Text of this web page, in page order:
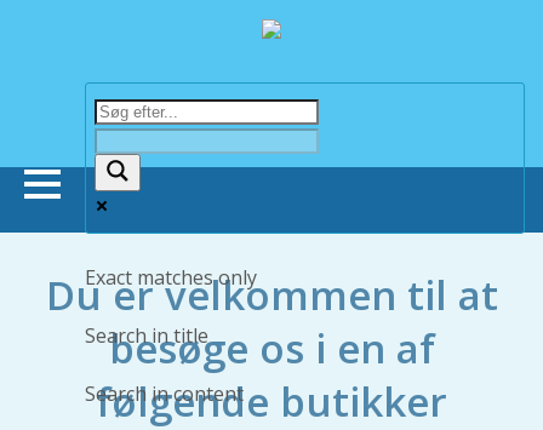
Exact matches only
Search in title
Search in content
Forsiden
Butikker
Om Bonnie Dyrecenter
Du er velkommen til at
besøge os i en af
følgende butikker